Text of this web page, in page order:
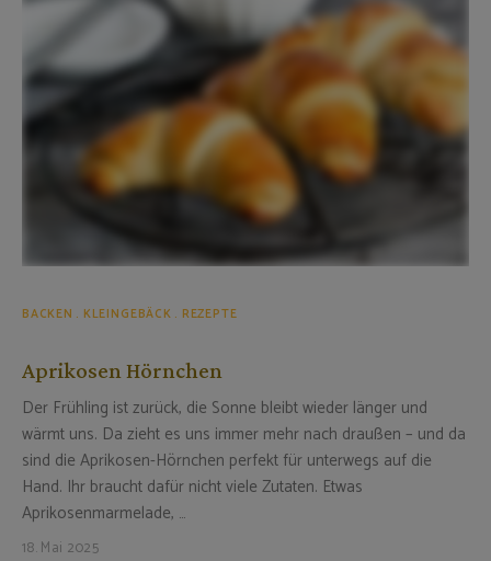
BACKEN KLEINGEBÄCK REZEPTE
Aprikosen Hörnchen
Der Frühling ist zurück, die Sonne bleibt wieder länger und
wärmt uns. Da zieht es uns immer mehr nach draußen – und da
sind die Aprikosen-Hörnchen perfekt für unterwegs auf die
Hand. Ihr braucht dafür nicht viele Zutaten. Etwas
Aprikosenmarmelade, …
18. Mai 2025